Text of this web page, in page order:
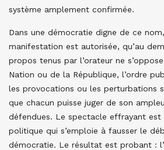
système amplement confirmée.
Dans une démocratie digne de ce
manifestation est autorisée, qu’au
propos tenus par l’orateur ne
Nation ou de la République, l’ordre
les provocations ou les perturbations
que chacun puisse juger de son
défendues. Le spectacle effrayant est
politique qui s’emploie à fausser le
démocratie. Le résultat est probant :